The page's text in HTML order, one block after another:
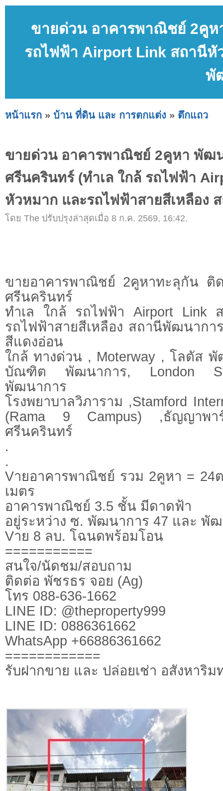
ขายด่วน อาคารพาณิชย์ 2คูห
รถไฟฟ้า Airport Link สถานีหั
พั
หน้าแรก » บ้าน ที่ดิน และ การตกแต่ง » ตึกแถว
ขายด่วน อาคารพาณิชย์ 2คูหา พัฒ
ศรีนครินทร์ (ทำเล ใกล้ รถไฟฟ้า
หัวหมาก และรถไฟฟ้าสายสีเหลือง
โดย The ปรับปรุงล่าสุดเมื่อ 8 ก.ค. 2569, 16:42.
ขายอาคารพาณิชย์ 2คูหาทะลุกัน
ศรีนครินทร์
ทำเล ใกล้ รถไฟฟ้า Airport Link
รถไฟฟ้าสายสีเหลือง สถานีพัฒนากา
สีแดงอ่อน
ใกล้ ทางด่วน , Moterway , โลตัส
บัณฑิต พัฒนาการ, London
พัฒนาการ
โรงพยาบาลวิภาราม ,Stamford
(Rama 9 Campus) ,ธัญญาพา
ศรีนครินทร์
.
.
Vายอาคารพาณิชย์ รวม 2คูหา = 24
เมตร
อาคารพาณิชย์ 3.5 ชั้น มีดาดฟ้า
อยู่ระหว่าง ซ. พัฒนาการ 47 และ พั
Vาย 8 ลบ. โฉนดพร้อมโอน
===========
สนใจ/นัดชม/สอบถาม
ติดต่อ พัชรธร จอย (Ag)
โทร 088-636-1662
LINE ID: @theproperty999
LINE ID: 0886361662
WhatsApp +66886361662
============
รับฝากขาย และ ปล่อยเช่า อสังหาริ